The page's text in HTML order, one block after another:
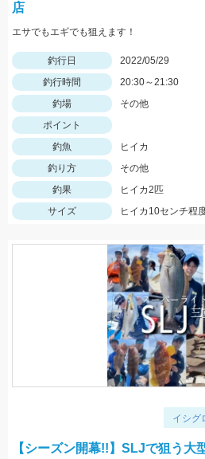
店
エサでもエギでも狙えます！
釣行日
2022/05/29
釣行時間
20:30～21:30
釣場
その他
ポイント
釣魚
ヒイカ
釣り方
その他
釣果
ヒイカ2匹
サイズ
ヒイカ10センチ程
イシグ
【シーズン開幕!!】SLJで狙う大